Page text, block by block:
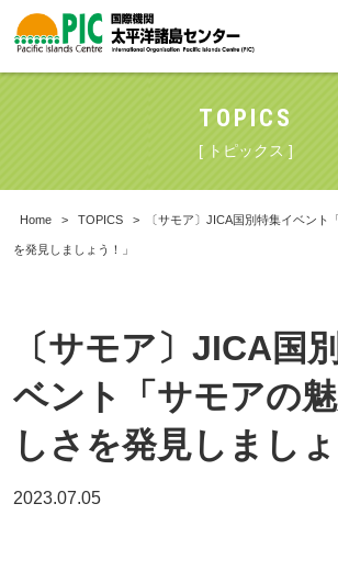
TOPICS
[ トピックス ]
Home > TOPICS > 〔サモア〕JICA国別特集イベント
を発見しましょう！」
〔サモア〕JICA国
ベント「サモアの
しさを発見しましょ
2023.07.05